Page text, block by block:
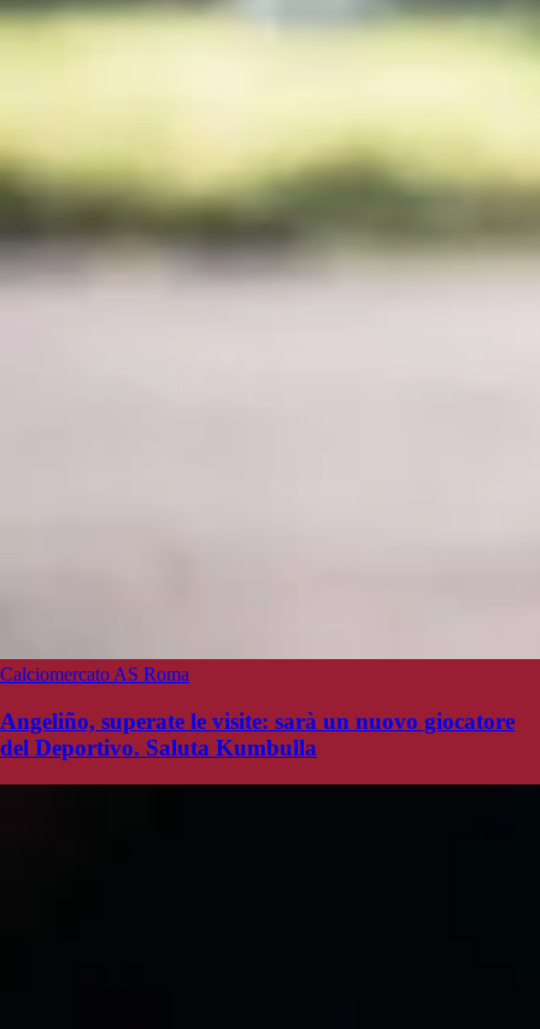
Calciomercato AS Roma
Angeliño, superate le visite: sarà un nuovo giocatore
del Deportivo. Saluta Kumbulla